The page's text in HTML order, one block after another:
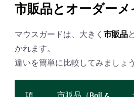
市販品とオーダー
マウスガードは、大きく 市販品と
かれます。
違いを簡単に比較してみましょう
項
市販品（Boil &